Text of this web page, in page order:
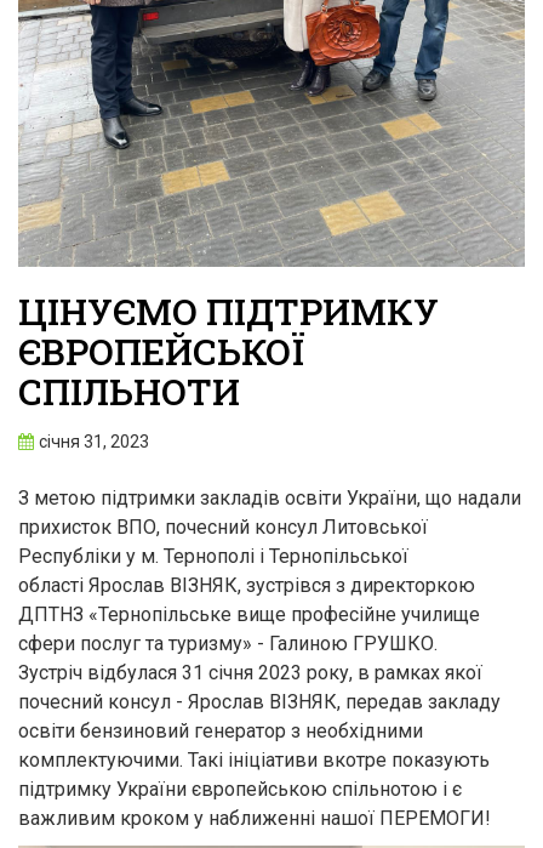
ЦІНУЄМО ПІДТРИМКУ
ЄВРОПЕЙСЬКОЇ
СПІЛЬНОТИ
січня 31, 2023
З метою підтримки закладів освіти України, що надали
прихисток ВПО, почесний консул Литовської
Республіки у м. Тернополі і Тернопільської
області Ярослав ВІЗНЯК, зустрівся з директоркою
ДПТНЗ «Тернопільське вище професійне училище
сфери послуг та туризму» - Галиною ГРУШКО.
Зустріч відбулася 31 січня 2023 року, в рамках якої
почесний консул - Ярослав ВІЗНЯК, передав закладу
освіти бензиновий генератор з необхідними
комплектуючими. Такі ініціативи вкотре показують
підтримку України європейською спільнотою і є
важливим кроком у наближенні нашої ПЕРЕМОГИ!